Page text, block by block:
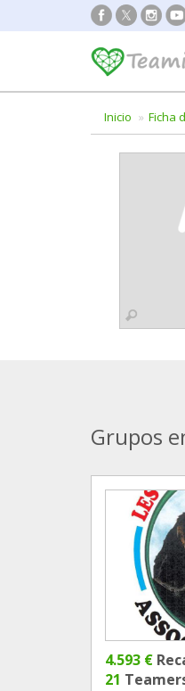
Inicio Ficha
Grupos
4.593 €
21